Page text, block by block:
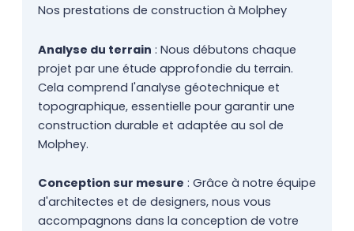
Nos prestations de construction à Molphey
Analyse du terrain : Nous débutons chaque
projet par une étude approfondie du terrain.
Cela comprend l'analyse géotechnique et
topographique, essentielle pour garantir une
construction durable et adaptée au sol de
Molphey.
Conception sur mesure : Grâce à notre équipe
d'architectes et de designers, nous vous
accompagnons dans la conception de votre